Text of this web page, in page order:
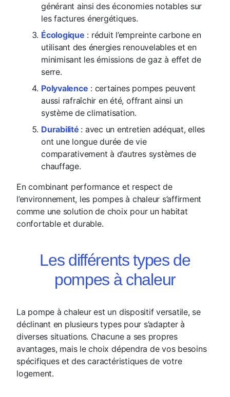
générant ainsi des économies notables sur
les factures énergétiques.
Écologique : réduit l’empreinte carbone en
utilisant des énergies renouvelables et en
minimisant les émissions de gaz à effet de
serre.
Polyvalence : certaines pompes peuvent
aussi rafraîchir en été, offrant ainsi un
système de climatisation.
Durabilité : avec un entretien adéquat, elles
ont une longue durée de vie
comparativement à d’autres systèmes de
chauffage.
En combinant performance et respect de
l’environnement, les pompes à chaleur s’affirment
comme une solution de choix pour un habitat
confortable et durable.
Les différents types de
pompes à chaleur
La pompe à chaleur est un dispositif versatile, se
déclinant en plusieurs types pour s’adapter à
diverses situations. Chacune a ses propres
avantages, mais le choix dépendra de vos besoins
spécifiques et des caractéristiques de votre
logement.